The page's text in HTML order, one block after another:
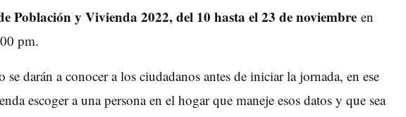
Población y Vivienda 2022, del 10 hasta el 23 de noviembre en
pm.
se darán a conocer a los ciudadanos antes de iniciar la jornada, en ese
escoger a una persona en el hogar que maneje esos datos y que sea